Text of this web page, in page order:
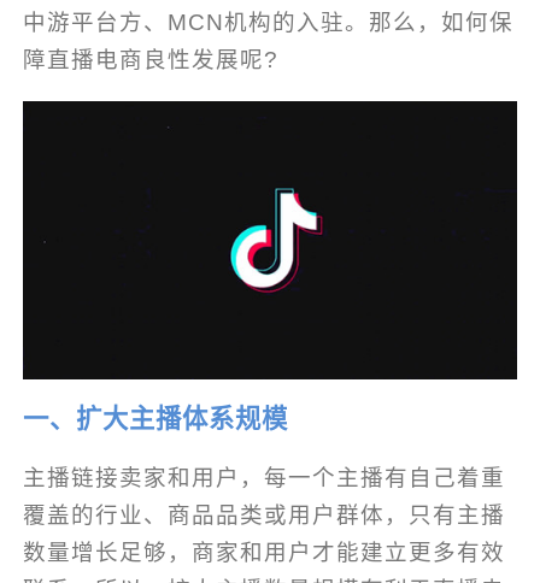
中游平台方、MCN机构的入驻。那么，如何保
障直播电商良性发展呢?
一、扩大主播体系规模
主播链接卖家和用户，每一个主播有自己着重
覆盖的行业、商品品类或用户群体，只有主播
数量增长足够，商家和用户才能建立更多有效